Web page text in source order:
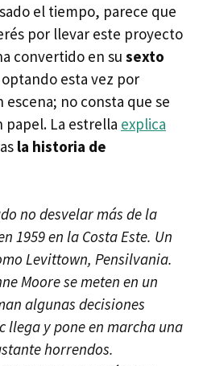
el tiempo, parece que
por llevar este proyecto
convertido en su sexto
esta vez por
escena; no consta que se
papel. La estrella explica
la historia de
no desvelar más de la
1959 en la Costa Este. Un
Levittown, Pensilvania.
Moore se meten en un
algunas decisiones
llega y pone en marcha una
horrendos.